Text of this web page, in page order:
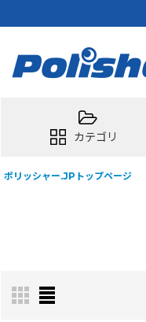
カテゴリ
ポリッシャー.JPトップページ